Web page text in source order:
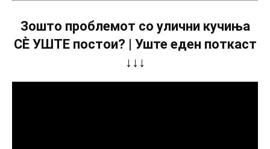
Зошто проблемот со улични кучиња
СÈ УШТЕ постои? | Уште еден поткаст
↓↓↓